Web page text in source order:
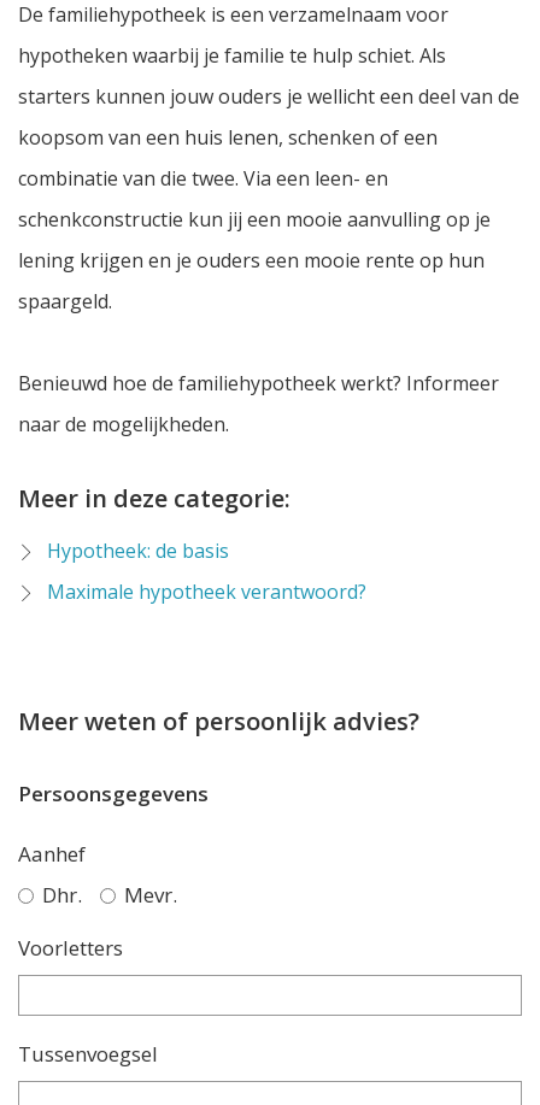
De familiehypotheek is een verzamelnaam voor
hypotheken waarbij je familie te hulp schiet. Als
starters kunnen jouw ouders je wellicht een deel van de
koopsom van een huis lenen, schenken of een
combinatie van die twee. Via een leen- en
schenkconstructie kun jij een mooie aanvulling op je
lening krijgen en je ouders een mooie rente op hun
spaargeld.
Benieuwd hoe de familiehypotheek werkt? Informeer
naar de mogelijkheden.
Meer in deze categorie:
Hypotheek: de basis
Maximale hypotheek verantwoord?
Meer weten of persoonlijk advies?
Persoonsgegevens
Aanhef
Dhr.
Mevr.
Voorletters
Tussenvoegsel